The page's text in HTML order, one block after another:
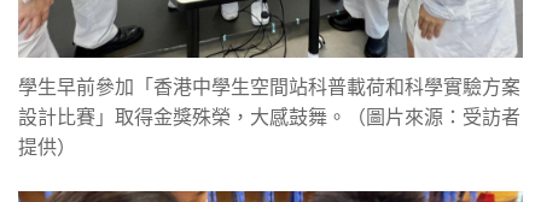
學生早前參加「香港中學生空間站科普載荷和科學實驗方案
設計比賽」取得金獎殊榮，大感鼓舞。（圖片來源：受訪者
提供）